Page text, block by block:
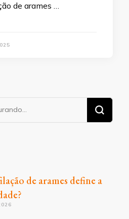
de arames …
de arames define a